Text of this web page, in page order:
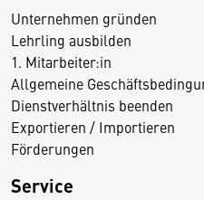
Unternehmen gründen
Lehrling ausbilden
1. Mitarbeiter:in
Allgemeine
Dienstverhältnis beenden
Exportieren / Importieren
Förderungen
Service